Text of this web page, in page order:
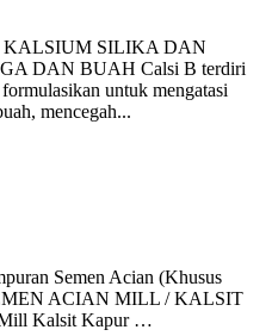
KALSIUM SILIKA DAN
DAN BUAH Calsi B terdiri
untuk mengatasi
mencegah...
Semen Acian (Khusus
ACIAN MILL / KALSIT
Mill Kalsit Kapur …